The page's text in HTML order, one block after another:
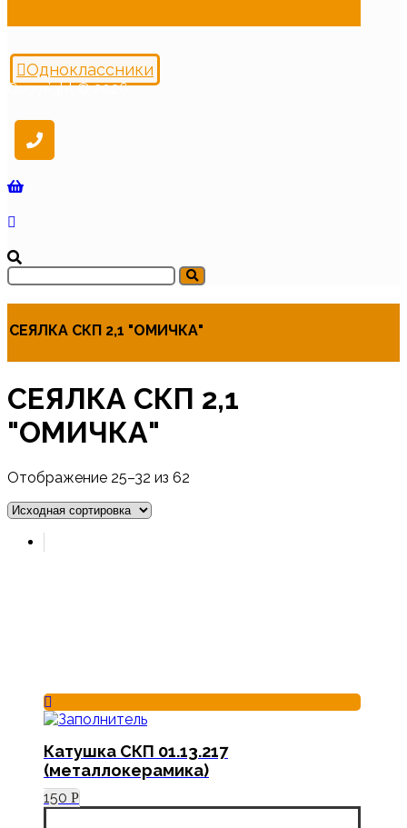
Одноклассники
Copyright © 2026
СЕЯЛКА СКП 2,1 "ОМИЧКА"
СЕЯЛКА СКП 2,1
"ОМИЧКА"
Отображение 25–32 из 62
Катушка СКП 01.13.217
(металлокерамика)
150 Р